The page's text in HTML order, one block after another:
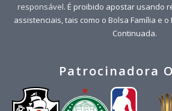
responsável. É proibido apostar usando
assistenciais, tais como o Bolsa Família e
Continuada.
Patrocinadora